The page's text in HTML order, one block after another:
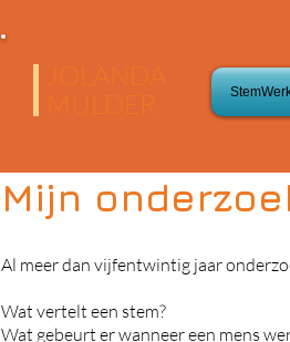
Mijn
Al meer dan vijfentwintig jaar
Wat vertelt een stem?
Wat gebeurt er wanneer een mens